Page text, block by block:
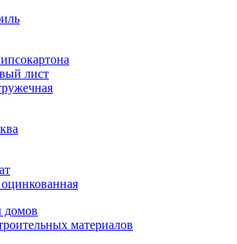
лист
домов
материалов